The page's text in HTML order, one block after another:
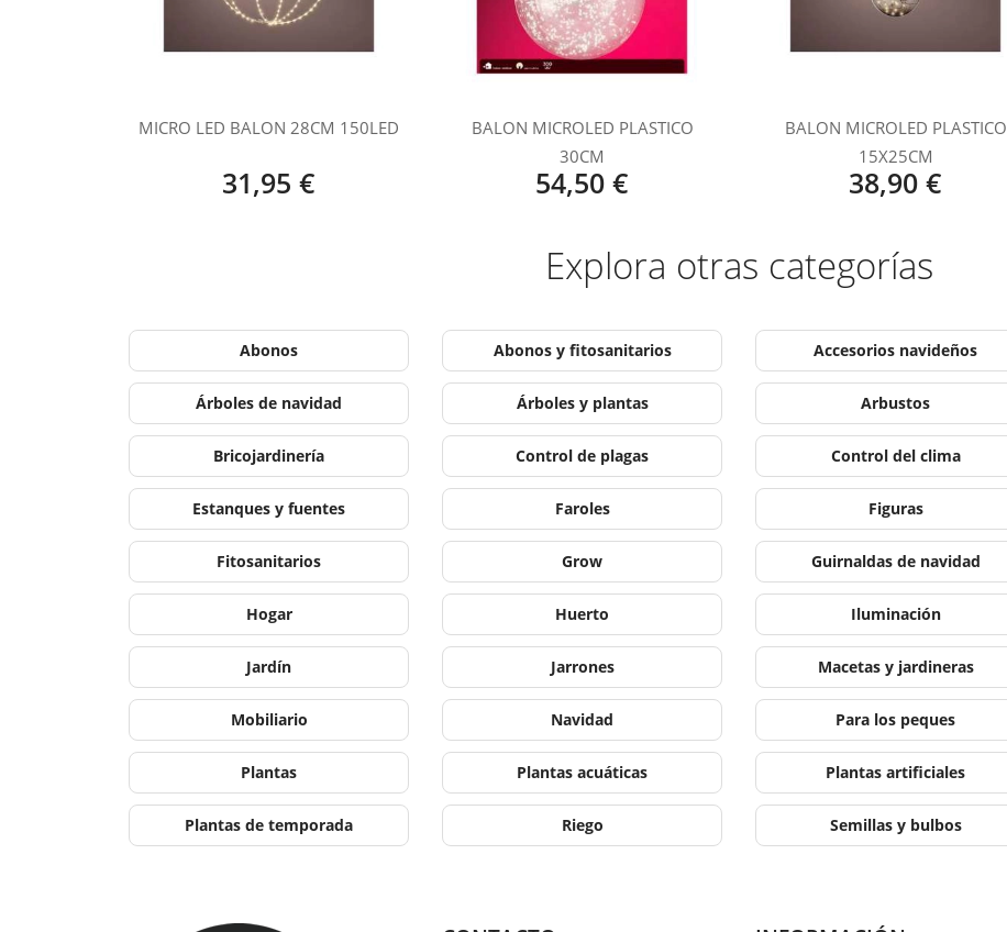
MICRO LED BALON 28CM 150LED
31,95 €
BALON MICROLED PLASTICO
30CM
54,50 €
BALON MICROLED PLASTICO
15X25CM
38,90 €
Explora otras categorías
Abonos Abonos y fitosanitarios Accesorios navideños
Árboles de navidad Árboles y plantas Arbustos
Bricojardinería Control de plagas Control del clima
Estanques y fuentes Faroles Figuras
Fitosanitarios Grow Guirnaldas de navidad
Hogar Huerto Iluminación
Jardín Jarrones Macetas y jardineras
Mobiliario Navidad Para los peques
Plantas Plantas acuáticas Plantas artificiales
Plantas de temporada Riego Semillas y bulbos